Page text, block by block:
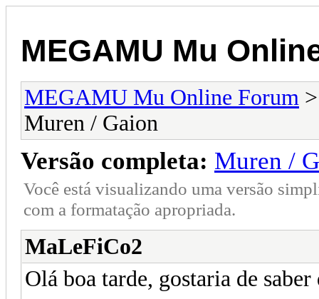
MEGAMU Mu
MEGAMU Mu Online Forum
Muren / Gaion
Versão completa: Muren /
Você está visualizando uma versão
com a formatação apropriada.
MaLeFiCo2
Olá boa tarde, gostaria de